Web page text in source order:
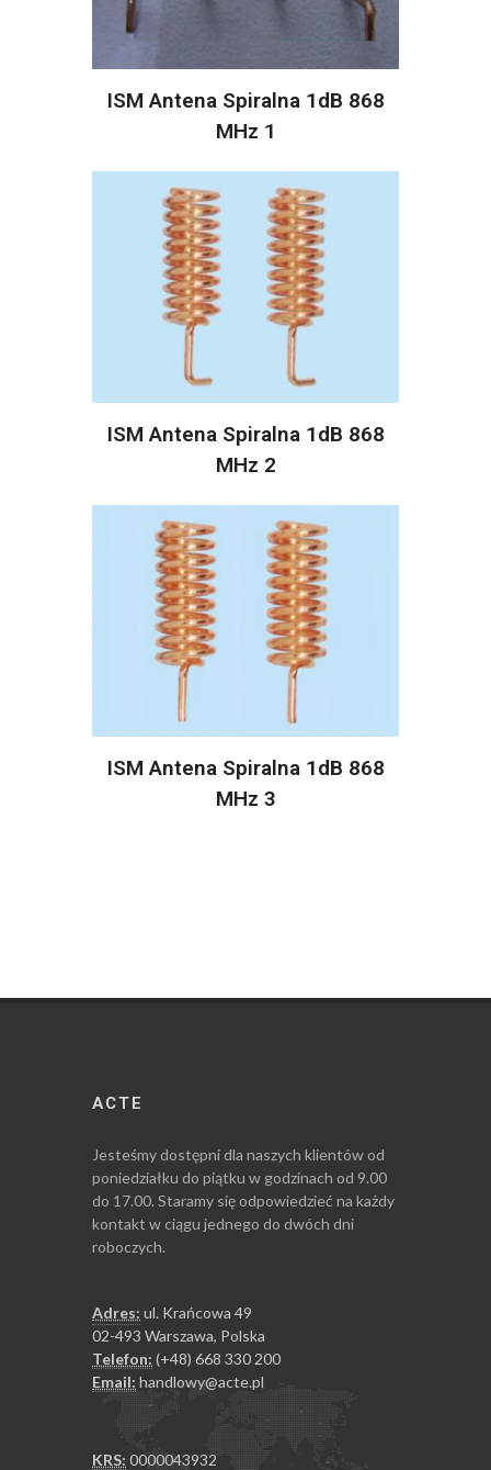
ISM Antena Spiralna 1dB 868
MHz 1
ISM Antena Spiralna 1dB 868
MHz 2
ISM Antena Spiralna 1dB 868
MHz 3
ACTE
Jesteśmy dostępni dla naszych klientów od
poniedziałku do piątku w godzinach od 9.00
do 17.00. Staramy się odpowiedzieć na każdy
kontakt w ciągu jednego do dwóch dni
roboczych.
Adres: ul. Krańcowa 49
02-493 Warszawa, Polska
Telefon: (+48) 668 330 200
Email: handlowy@acte.pl
KRS: 0000043932